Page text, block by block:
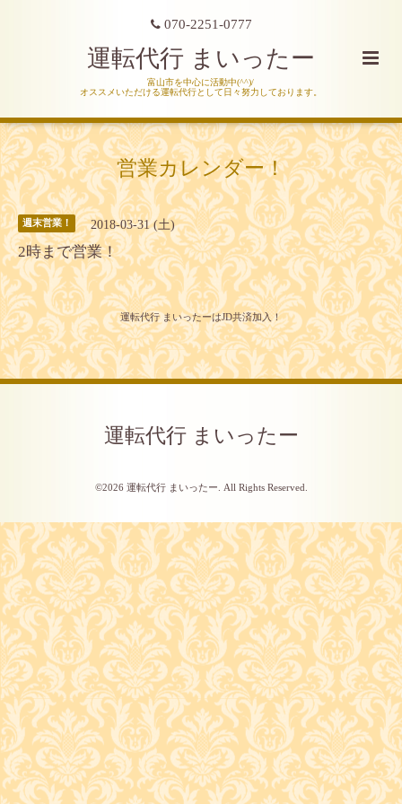
070-2251-0777
運転代行 まいったー
富山市を中心に活動中(^^)/
オススメいただける運転代行として日々努力しております。
営業カレンダー！
週末営業！ 2018-03-31 (土)
2時まで営業！
運転代行 まいったーはJD共済加入！
運転代行 まいったー
©2026 運転代行 まいったー . All Rights Reserved.